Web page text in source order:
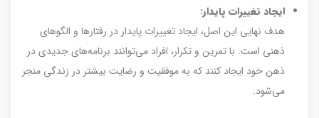
ایجاد تغییرات پایدار:
هدف نهایی این اصل، ایجاد تغییرات پایدار در رفتارها و الگوهای
ذهنی است. با تمرین و تکرار، افراد می‌توانند برنامه‌های جدیدی در
ذهن خود ایجاد کنند که به موفقیت و رضایت بیشتر در زندگی منجر
می‌شود.